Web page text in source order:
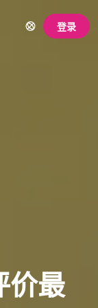
登录
价最